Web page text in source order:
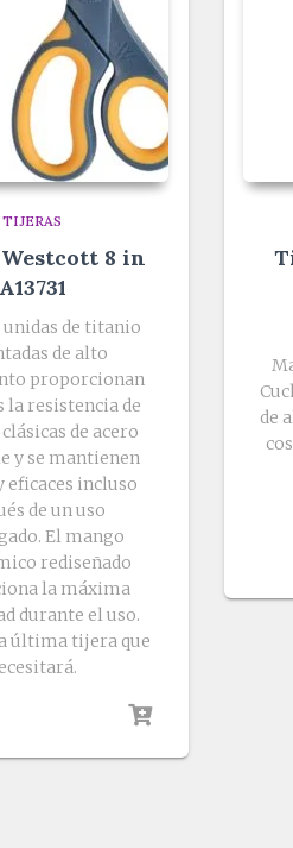
TIJERAS
8 in
A13731
unidas de titanio
de alto
proporcionan
la resistencia de
de acero
y se mantienen
eficaces incluso
de un uso
El mango
rediseñado
la máxima
durante el uso.
última tijera que
de